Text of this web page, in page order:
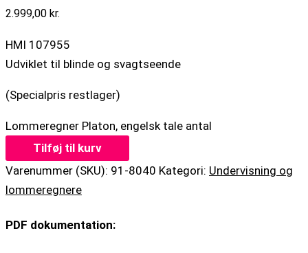
2.999,00 kr.
HMI 107955
Udviklet til blinde og svagtseende
(Specialpris restlager)
Lommeregner Platon, engelsk tale antal
Tilføj til kurv
Varenummer (SKU): 91-8040 Kategori: Undervisning og
lommeregnere
PDF dokumentation: